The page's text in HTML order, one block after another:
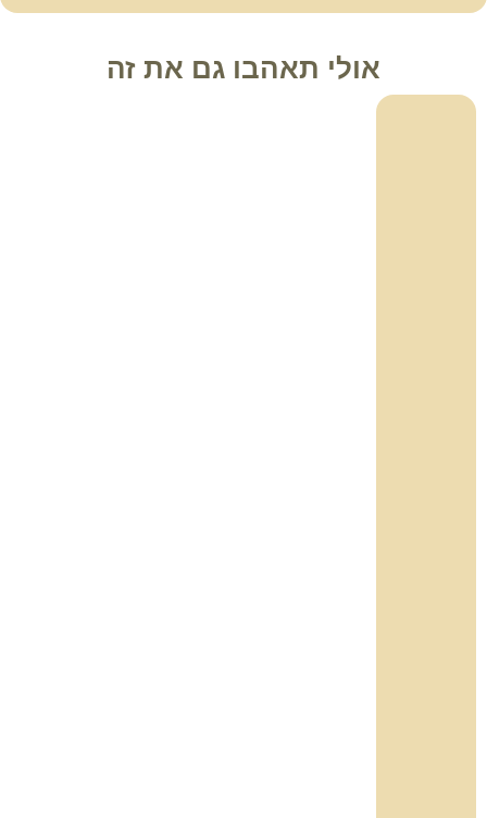
אולי תאהבו גם את זה